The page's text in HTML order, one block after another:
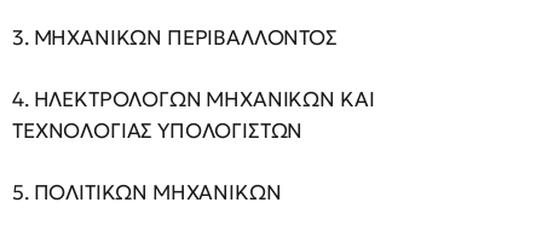
3. ΜΗΧΑΝΙΚΩΝ ΠΕΡΙΒΑΛΛΟΝΤΟΣ
4. ΗΛΕΚΤΡΟΛΟΓΩΝ ΜΗΧΑΝΙΚΩΝ ΚΑΙ
ΤΕΧΝΟΛΟΓΙΑΣ ΥΠΟΛΟΓΙΣΤΩΝ
5. ΠΟΛΙΤΙΚΩΝ ΜΗΧΑΝΙΚΩΝ